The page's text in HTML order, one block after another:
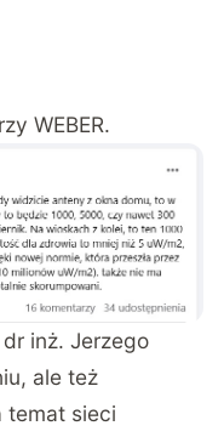
WEBER.
inż. Jerzego
ale też
temat sieci